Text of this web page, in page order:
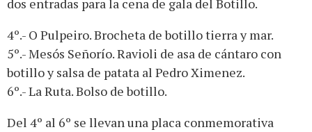
dos entradas para la cena de gala del Botillo.
4º.- O Pulpeiro. Brocheta de botillo tierra y mar.
5º.- Mesós Señorío. Ravioli de asa de cántaro con
botillo y salsa de patata al Pedro Ximenez.
6º.- La Ruta. Bolso de botillo.
Del 4º al 6º se llevan una placa conmemorativa